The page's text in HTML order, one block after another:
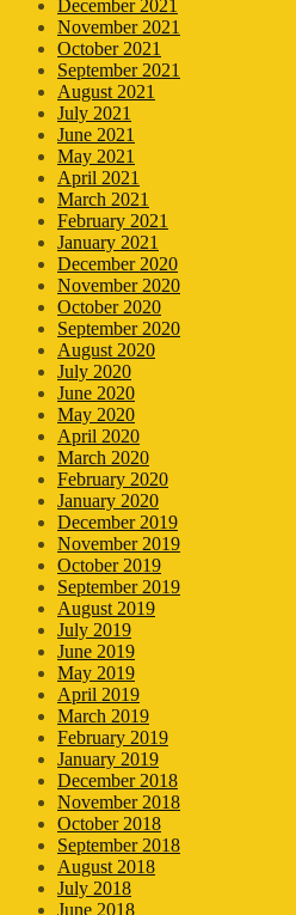
December 2021
November 2021
October 2021
September 2021
August 2021
July 2021
June 2021
May 2021
April 2021
March 2021
February 2021
January 2021
December 2020
November 2020
October 2020
September 2020
August 2020
July 2020
June 2020
May 2020
April 2020
March 2020
February 2020
January 2020
December 2019
November 2019
October 2019
September 2019
August 2019
July 2019
June 2019
May 2019
April 2019
March 2019
February 2019
January 2019
December 2018
November 2018
October 2018
September 2018
August 2018
July 2018
June 2018